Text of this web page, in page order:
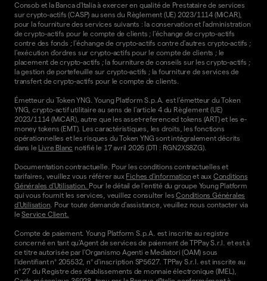
Consob et la Banca d'Italia à exercer en qualité de Prestataire de services
sur crypto-actifs (CASP) au sens du Règlement (UE) 2023/1114 (MiCAR),
pour la fourniture des services suivants : la conservation et l'administration
de crypto-actifs pour le compte de clients ; l'échange de crypto-actifs
contre des fonds ; l'échange de crypto-actifs contre d'autres crypto-actifs ;
l'exécution d'ordres sur crypto-actifs pour le compte de clients ; le
placement de crypto-actifs ; la fourniture de conseils sur les crypto-actifs ;
la gestion de portefeuille sur crypto-actifs ; la fourniture de services de
transfert de crypto-actifs pour le compte de clients.
Émetteur du Token YNG. Young Platform S.p.A. est l'émetteur du Token
YNG, crypto-actif utilitaire au sens de l'article 4 du Règlement (UE)
2023/1114 (MiCAR), autre que les asset-referenced tokens (ART) et les e-
money tokens (EMT). Les caractéristiques, les droits, les fonctions
opérationnelles et les risques du Token YNG sont intégralement décrits
dans le Livre Blanc notifié le 17 avril 2026 (DTI : RGN2XS8ZG).
Documentation contractuelle. Pour les conditions contractuelles et
tarifaires, veuillez vous référer aux Fiches d'information et aux Conditions
Générales d'Utilisation. Pour le détail de l'entité du groupe Young Platform
qui vous fournit les services, veuillez consulter lesConditions Générales
d'Utilisation. Pour toute demande d'assistance, veuillez nous contacter via
leService Client.
Compte de paiement. Young Platform S.p.A. est inscrite au registre
concerné en tant qu'Agent de services de paiement de TPPay S.r.l. et est à
ce titre autorisée par l'Organismo Agenti e Mediatori (OAM) sous
l'identifiant n° 205532, n° d'inscription SP5627. TPPay S.r.l. est inscrite au
n° 27 du Registre des établissements de monnaie électronique (IMEL),